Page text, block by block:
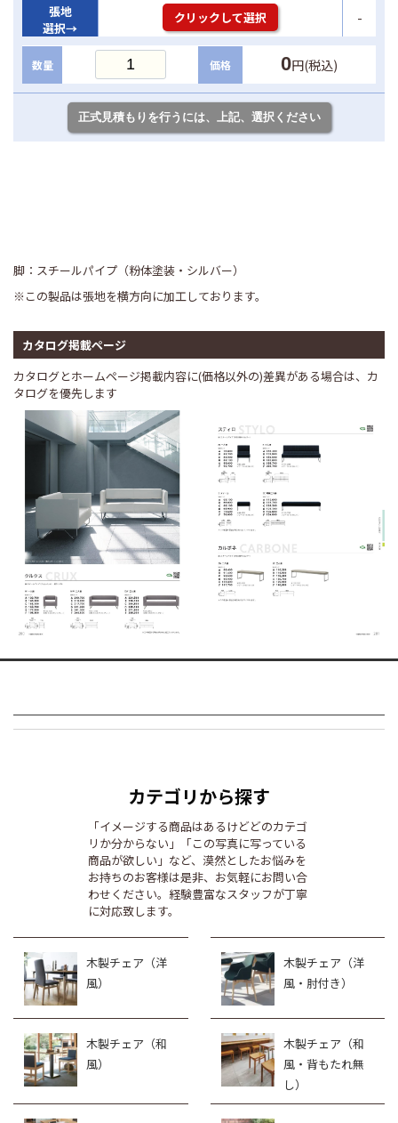
張地
選択→
クリックして選択 -
数量 価格 0円(税込)
脚：スチールパイプ（粉体塗装・シルバー）
※この製品は張地を横方向に加工しております。
カタログ掲載ページ
カタログとホームページ掲載内容に(価格以外の)差異がある場合は、カ
タログを優先します
カテゴリから探す
「イメージする商品はあるけどどのカテゴ
リか分からない」「この写真に写っている
商品が欲しい」など、漠然としたお悩みを
お持ちのお客様は是非、お気軽にお問い合
わせください。経験豊富なスタッフが丁寧
に対応致します。
木製チェア（洋
風）
木製チェア（洋
風・肘付き）
木製チェア（和
風）
木製チェア（和
風・背もたれ無
し）